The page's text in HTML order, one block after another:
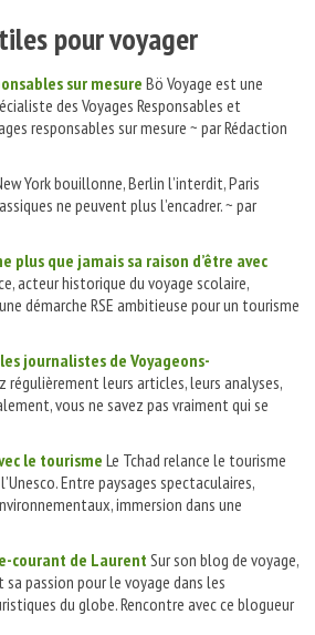
pour voyager
sur mesure Bö Voyage est une
des Voyages Responsables et
responsables sur mesure ~ par Rédaction
York bouillonne, Berlin l’interdit, Paris
ne peuvent plus l’encadrer. ~ par
plus que jamais sa raison d’être avec
acteur historique du voyage scolaire,
démarche RSE ambitieuse pour un tourisme
journalistes de Voyageons-
régulièrement leurs articles, leurs analyses,
vous ne savez pas vraiment qui se
le tourisme Le Tchad relance le tourisme
Entre paysages spectaculaires,
immersion dans une
courant de Laurent Sur son blog de voyage,
passion pour le voyage dans les
du globe. Rencontre avec ce blogueur